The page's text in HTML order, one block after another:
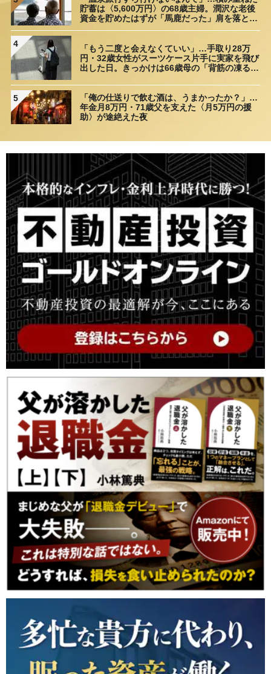
貯蓄は〈5,600万円〉の68歳主婦。潤沢な老後
資金を貯めたはずが「馬鹿だった」肩を落とす
4
「もう二度と会えなくていい」…手取り28万
円・32歳女性がスーツケース片手に実家を飛び
出した日。きっかけは66歳母の「背筋の凍る一
5
「俺の仕送りで飲む酒は、うまかったか？」…
年金月8万円・71歳父を支えた〈月5万円の援
助〉が途絶えた夜